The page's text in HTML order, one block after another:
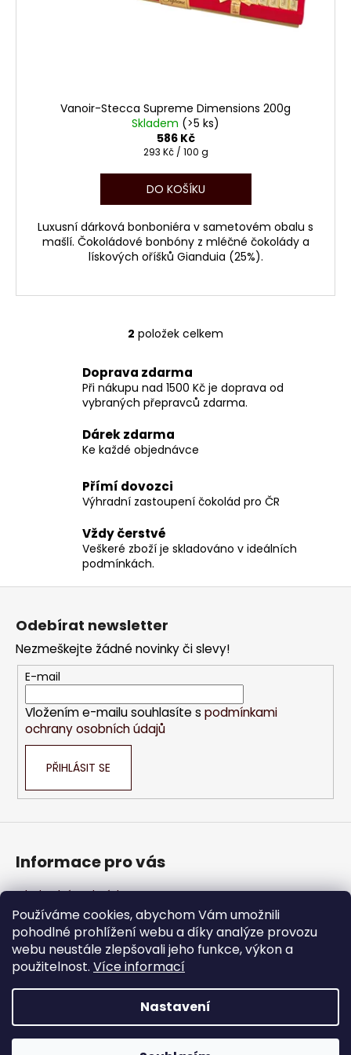
Používáme cookies, abychom Vám umožnili
pohodlné prohlížení webu a díky analýze provozu
webu neustále zlepšovali jeho funkce, výkon a
použitelnost. Více informací
Nastavení
Vanoir-Stecca Supreme Dimensions 200g
Skladem (>5 ks)
586 Kč
Měrná
293 Kč / 100 g
DO KOŠÍKU
Luxusní dárková bonboniéra v sametovém obalu s
mašlí. Čokoládové bonbóny z mléčné čokolády a
lískových oříšků Gianduia (25%).
O
l
á
d
c
r
y
ý
u
2 položek celkem
Doprava zdarma
Při nákupu nad 1500 Kč je doprava od
vybraných přepravců zdarma.
Dárek zdarma
Ke každé objednávce
Přímí dovozci
Výhradní zastoupení čokolád pro ČR
Vždy čerstvé
Veškeré zboží je skladováno v ideálních
podmínkách.
Z
Odebírat newsletter
Nezmeškejte žádné novinky či slevy!
E-mail
Vložením e-mailu souhlasíte s podmínkami
ochrany osobních údajů
PŘIHLÁSIT SE
Informace pro vás
Obchodní podmínky
Podmínky ochrany osobních údajů
Jak nakupovat
Velkoobchod
Vytvořil Shoptet